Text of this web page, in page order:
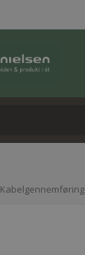
Kabelgennemføring